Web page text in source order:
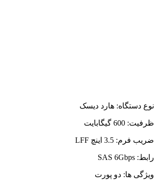
نوع دستگاه: هارد دیسک
ظرفیت: 600 گیگابایت
ضریب فرم: 3.5 اینچ LFF
رابط: SAS 6Gbps
ویژگی ها: دو پورت